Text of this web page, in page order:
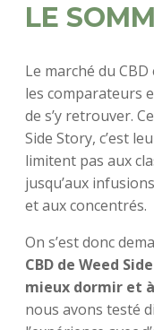
LE
Le marché du
les comparateurs
de s’y retrouver.
Side Story, c’est
limitent pas aux
jusqu’aux
et aux concentrés.
On s’est donc
CBD de Weed
mieux dormir et
nous avons testé